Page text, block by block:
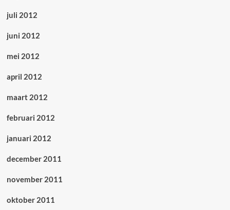
juli 2012
juni 2012
mei 2012
april 2012
maart 2012
februari 2012
januari 2012
december 2011
november 2011
oktober 2011